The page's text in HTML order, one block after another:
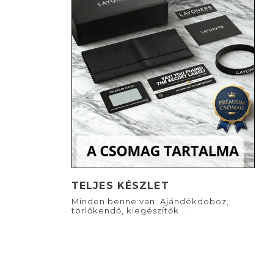
TELJES KÉSZLET
Minden benne van. Ajándékdoboz,
törlőkendő, kiegészítők...